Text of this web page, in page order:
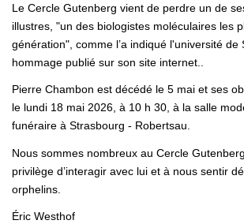
Le Cercle Gutenberg vient de perdre un de
illustres, "un des biologistes moléculaires les
génération", comme l’a indiqué l'université de
hommage publié sur son site internet..
Pierre Chambon est décédé le 5 mai et ses
le lundi 18 mai 2026, à 10 h 30, à la salle
funéraire à Strasbourg - Robertsau.
Nous sommes nombreux au Cercle
privilège d’interagir avec lui et à nous sentir
orphelins.
Éric Westhof